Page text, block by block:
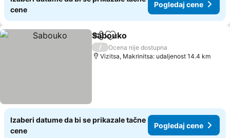
cene
Pogledaj cene
Deli Dodati u favorite
Sabouko
/
Ocena nije dostupna
Vizitsa, Makrinitsa: udaljenost 14.4 km
Izaberi datume da bi se prikazale tačne
cene
Pogledaj cene